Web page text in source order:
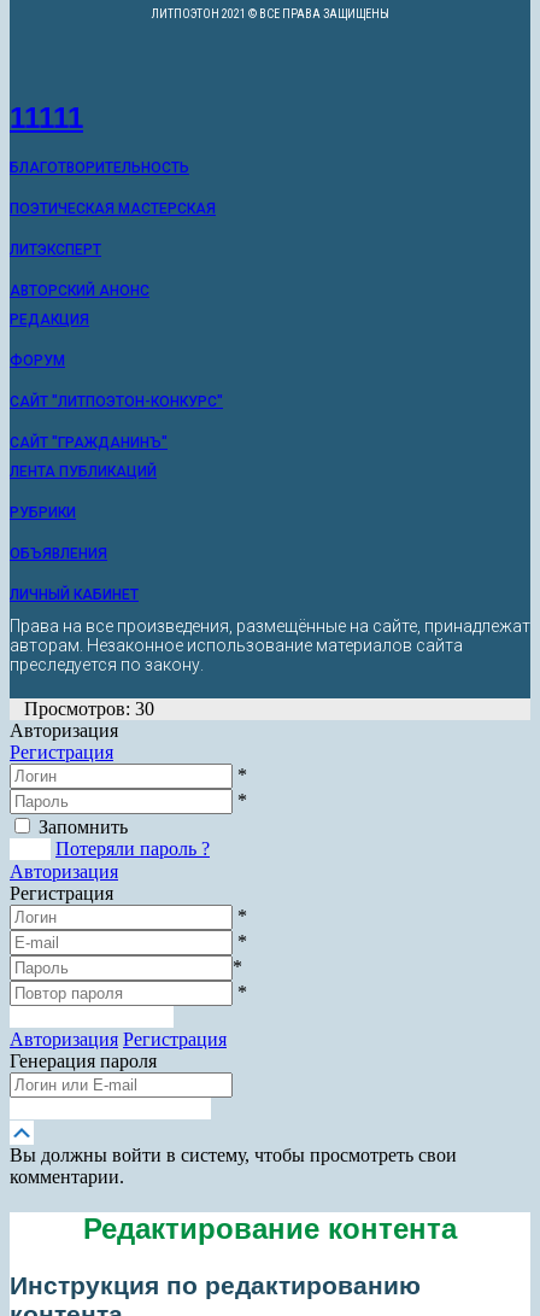
ЛИТПОЭТОН 2021 © ВСЕ ПРАВА ЗАЩИЩЕНЫ
11111
БЛАГОТВОРИТЕЛЬНОСТЬ
ПОЭТИЧЕСКАЯ МАСТЕРСКАЯ
ЛИТЭКСПЕРТ
АВТОРСКИЙ АНОНС
РЕДАКЦИЯ
ФОРУМ
САЙТ "ЛИТПОЭТОН-КОНКУРС"
САЙТ "ГРАЖДАНИНЪ"
ЛЕНТА ПУБЛИКАЦИЙ
РУБРИКИ
ОБЪЯВЛЕНИЯ
ЛИЧНЫЙ КАБИНЕТ
Права на все произведения, размещённые на сайте, принадлежат
авторам. Незаконное использование материалов сайта
преследуется по закону.
Просмотров: 30
Авторизация
Регистрация
*
*
Запомнить
Потеряли пароль ?
Авторизация
Регистрация
*
*
*
*
Авторизация Регистрация
Генерация пароля
вверх
Вы должны войти в систему, чтобы просмотреть свои
комментарии.
Редактирование контента
Инструкция по редактированию